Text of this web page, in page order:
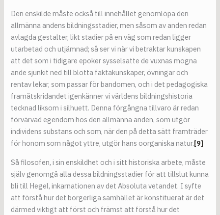
Den enskilde måste också till innehållet genomlöpa den
allmänna andens bildningsstadier, men såsom av anden redan
avlagda gestalter, likt stadier på en väg som redan ligger
utarbetad och utjämnad; så ser vi när vi betraktar kunskapen
att det som i tidigare epoker sysselsatte de vuxnas mogna
ande sjunkit ned till blotta faktakunskaper, övningar och
rentav lekar, som passar för bandomen, och i det pedagogiska
framåtskridandet igenkänner vi världens bildningshistoria
tecknad liksom i silhuett. Denna förgångna tillvaro är redan
förvärvad egendom hos den allmänna anden, som utgör
individens substans och som, när den på detta sätt framträder
för honom som något yttre, utgör hans oorganiska natur.[9]
Så filosofen, i sin enskildhet och i sitt historiska arbete, måste
själv genomgå alla dessa bildningsstadier för att tillslut kunna
bli till Hegel, inkarnationen av det Absoluta vetandet. I syfte
att förstå hur det borgerliga samhället är konstituerat är det
därmed viktigt att först och främst att förstå hur det